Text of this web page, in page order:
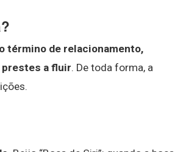
término de relacionamento,
prestes a fluir. De toda forma, a